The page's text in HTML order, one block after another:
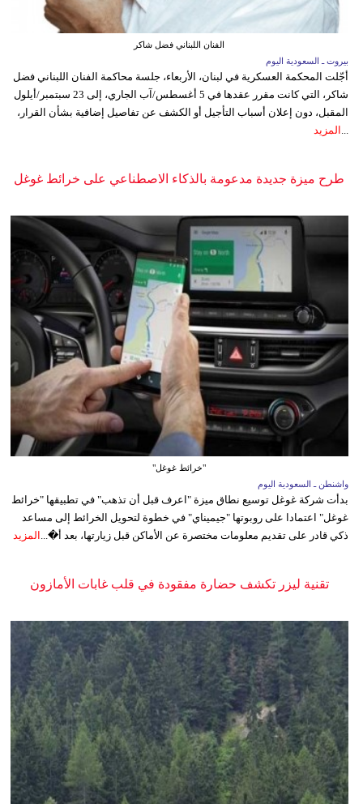
الفنان اللبناني فضل شاكر
بيروت ـ السعودية اليوم
أجّلت المحكمة العسكرية في لبنان، الأربعاء، جلسة محاكمة الفنان اللبناني فضل
شاكر، التي كانت مقرر عقدها في 5 أغسطس/آب الجاري، إلى 23 سبتمبر/أيلول
المقبل، دون إعلان أسباب التأجيل أو الكشف عن تفاصيل إضافية بشأن القرار،
المزيد
طرح ميزة جديدة مدعومة بالذكاء الاصطناعي على خرائط غوغل
"خرائط غوغل"
واشنطن ـ السعودية اليوم
بدأت شركة غوغل توسيع نطاق ميزة "اعرف قبل أن تذهب" في تطبيقها "خرائط
غوغل" اعتمادا على روبوتها "جيميناي" في خطوة لتحويل الخرائط إلى مساعد
ذكي قادر على تقديم معلومات مختصرة عن الأماكن قبل زيارتها، بعد أ�... المزيد
تقنية ليزر تكشف حضارة مفقودة في قلب غابات الأمازون